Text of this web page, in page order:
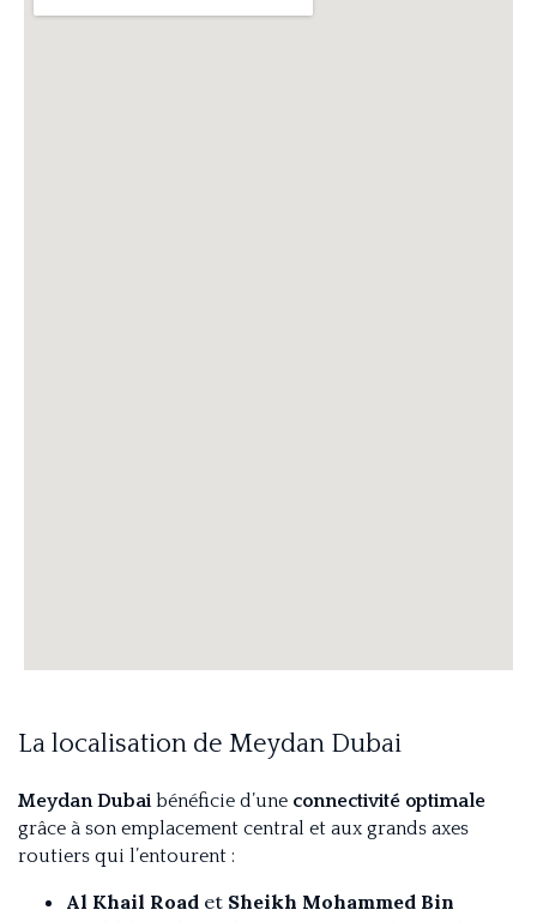
La localisation de Meydan Dubai
Meydan Dubaibénéficie d’une connectivité optimale
grâce à son emplacement central et aux grands axes
routiers qui l’entourent :
Al Khail Road et Sheikh Mohammed Bin